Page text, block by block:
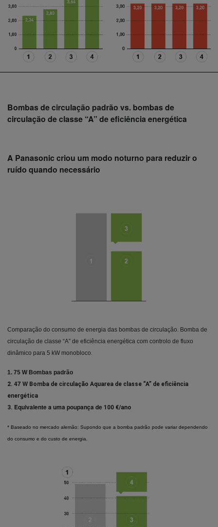
Bombas de circulação padrão vs. bombas de
circulação de classe “A” de eficiência energética
A Panasonic criou um modo noturno para reduzir o
ruído quando necessário
Comparação do consumo de energia das bombas de circulação. Bomba de
circulação de classe “A” de eficiência energética com controlo de fluxo
dinâmico para 5 kW monobloco.
1. 75 W Bombas padrão
2. 47 W Bomba de circulação Aquarea de classe “A” de eficiência
energética
3. Equivalente a uma poupança de 100 €/ano
* Baseado no mercado alemão: Supondo que a bomba padrão pode variar dependendo
do consumo e do custo de energia.